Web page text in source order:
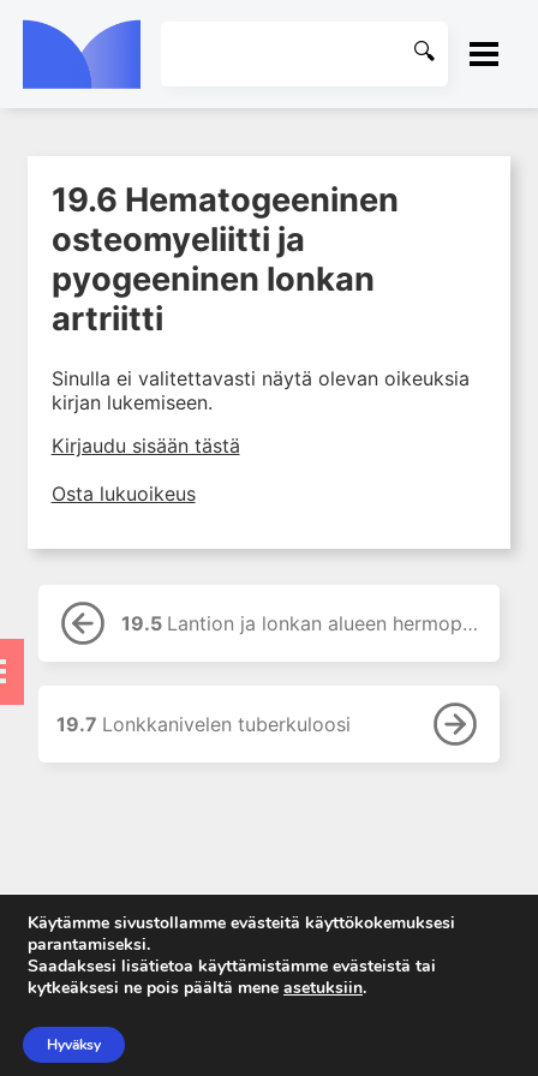
KIRJASTO
1. Tuki- ja liikuntaelimistön
kudosten rakenne ja toiminta
2. Tuki- ja liikuntaelimistön
biomekaniikkaa
3. Ortopedisen potilaan
4. Ortopedisen potilaan
kuvantaminen
5. Nivelrikko
8. Luu- ja nivelinfektiot
tulehdukselliset reumasairaudet
10. Luuston kasvaimet
12. Tuki- ja liikuntaelimistön
sairaudet
15. Selkä
16. Olkapää
17. Kyynärpää
19. Lantion, lonkan ja reiden
alueen ortopediset sairaudet
19.6 Hematogeeninen
osteomyeliitti ja
pyogeeninen lonkan
artriitti
Sinulla ei valitettavasti näytä olevan oikeuksia
kirjan lukemiseen.
Kirjaudu sisään tästä
Osta lukuoikeus
19.5 Lantion ja lonkan alueen hermopinteet
19.7 Lonkkanivelen tuberkuloosi
Tietosuojaseloste
Käyttöehdot
Käytämme sivustollamme evästeitä käyttökokemuksesi
parantamiseksi.
Saadaksesi lisätietoa käyttämistämme evästeistä tai
kytkeäksesi ne pois päältä mene asetuksiin.
Hyväksy